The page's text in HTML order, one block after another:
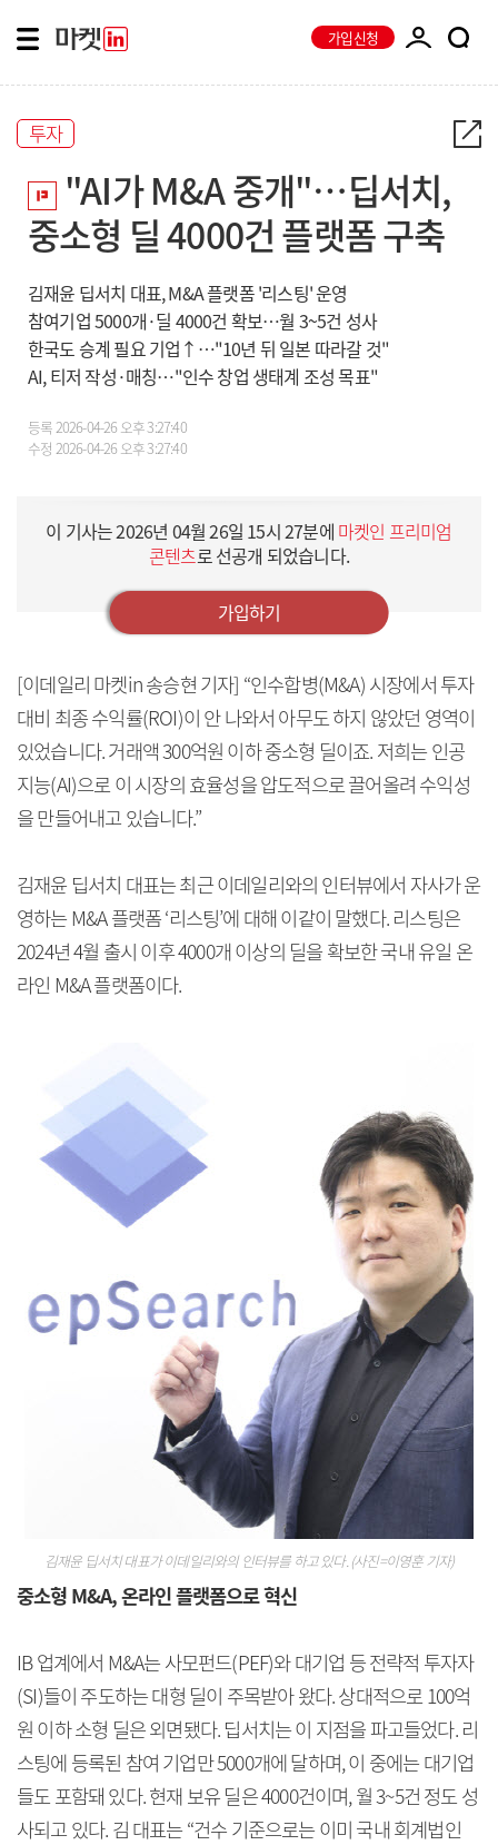
가입신청
투자
"AI가 M&A 중개"…딥서치,
중소형 딜 4000건 플랫폼 구축
김재윤 딥서치 대표, M&A 플랫폼 '리스팅' 운영
참여기업 5000개·딜 4000건 확보…월 3~5건 성사
한국도 승계 필요 기업↑…"10년 뒤 일본 따라갈 것"
AI, 티저 작성·매칭…"인수 창업 생태계 조성 목표"
등록2026-04-26 오후 3:27:40
수정 2026-04-26 오후 3:27:40
이 기사는2026년 04월 26일 15시 27분에 마켓인 프리미엄
콘텐츠로 선공개 되었습니다.
가입하기
[이데일리 마켓in 송승현 기자] “인수합병(M&A) 시장에서 투자
대비 최종 수익률(ROI)이 안 나와서 아무도 하지 않았던 영역이
있었습니다. 거래액 300억원 이하 중소형 딜이죠. 저희는 인공
지능(AI)으로 이 시장의 효율성을 압도적으로 끌어올려 수익성
을 만들어내고 있습니다.”
김재윤 딥서치 대표는 최근 이데일리와의 인터뷰에서 자사가 운
영하는 M&A 플랫폼 ‘리스팅’에 대해 이같이 말했다. 리스팅은
2024년 4월 출시 이후 4000개 이상의 딜을 확보한 국내 유일 온
라인 M&A 플랫폼이다.
김재윤 딥서치 대표가 이데일리와의 인터뷰를 하고 있다. (사진=이영훈 기자)
중소형 M&A, 온라인 플랫폼으로 혁신
IB 업계에서 M&A는 사모펀드(PEF)와 대기업 등 전략적 투자자
(SI)들이 주도하는 대형 딜이 주목받아 왔다. 상대적으로 100억
원 이하 소형 딜은 외면됐다. 딥서치는 이 지점을 파고들었다. 리
스팅에 등록된 참여 기업만 5000개에 달하며, 이 중에는 대기업
들도 포함돼 있다. 현재 보유 딜은 4000건이며, 월 3~5건 정도 성
사되고 있다. 김 대표는 “건수 기준으로는 이미 국내 회계법인